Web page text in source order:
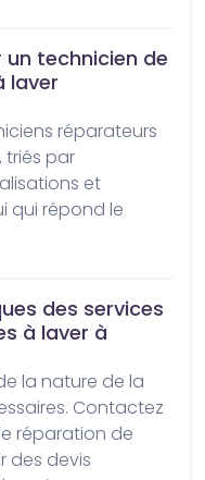
technicien de
laver
triés par
et
qui répond le
des services
à laver à
Contactez
réparation de
des devis